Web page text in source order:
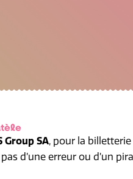
Group SA, pour la
d’une erreur ou d’un